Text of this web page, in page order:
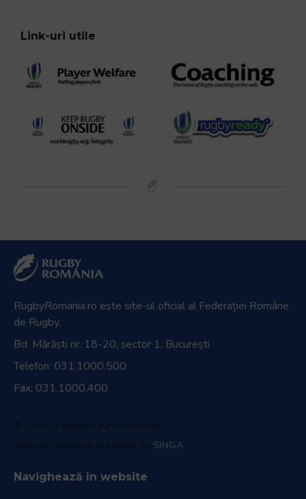
Link-uri utile
RugbyRomania.ro este site-ul oficial al Federației Române
de Rugby.
Bd. Mărăști nr. 18-20, sector 1, București
Telefon: 031.1000.500
Fax: 031.1000.400
© Toate drepturile sunt rezervate.
Website realizat și întreținut de SINGA
Navighează în website